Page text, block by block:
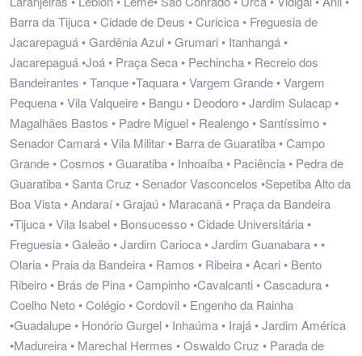
Barra da Tijuca • Cidade de Deus • Curicica • Freguesia de
Jacarepaguá • Gardênia Azul • Grumari • Itanhangá •
Jacarepaguá •Joá • Praça Seca • Pechincha • Recreio dos
Bandeirantes • Tanque •Taquara • Vargem Grande • Vargem
Pequena • Vila Valqueire • Bangu • Deodoro • Jardim Sulacap •
Magalhães Bastos • Padre Miguel • Realengo • Santíssimo •
Senador Camará • Vila Militar • Barra de Guaratiba • Campo
Grande • Cosmos • Guaratiba • Inhoaíba • Paciência • Pedra de
Guaratiba • Santa Cruz • Senador Vasconcelos •Sepetiba Alto da
Boa Vista • Andaraí • Grajaú • Maracanã • Praça da Bandeira
•Tijuca • Vila Isabel • Bonsucesso • Cidade Universitária •
Freguesia • Galeão • Jardim Carioca • Jardim Guanabara • •
Olaria • Praia da Bandeira • Ramos • Ribeira • Acari • Bento
Ribeiro • Brás de Pina • Campinho •Cavalcanti • Cascadura •
Coelho Neto • Colégio • Cordovil • Engenho da Rainha
•Guadalupe • Honório Gurgel • Inhaúma • Irajá • Jardim América
•Madureira • Marechal Hermes • Oswaldo Cruz • Parada de